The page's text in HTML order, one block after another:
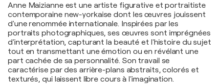
Anne Maizianne est une artiste figurative et portraitiste
contemporaine new-yorkaise dont les œuvres jouissent
d'une renommée internationale. Inspirées par les
portraits photographiques, ses œuvres sont imprégnées
d'interprétation, capturant la beauté et l'histoire du sujet
tout en transmettant une émotion ou en révélant une
part cachée de sa personnalité. Son travail se
caractérise par des arrière-plans abstraits, colorés et
texturés, qui laissent libre cours à l'imagination.